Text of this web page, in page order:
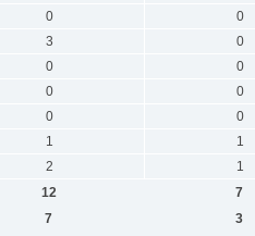
0 0
3 0
0 0
0 0
0 0
1 1
2 1
12 7
7 3